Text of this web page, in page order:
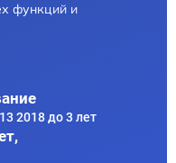
функций и
2018 до 3 лет